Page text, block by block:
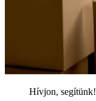
Hívjon, segítünk!